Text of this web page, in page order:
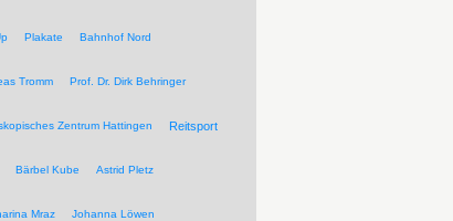
Plakate Bahnhof Nord
Tromm Prof. Dr. Dirk Behringer
Zentrum Hattingen Reitsport
Bärbel Kube Astrid Pletz
Mraz Johanna Löwen